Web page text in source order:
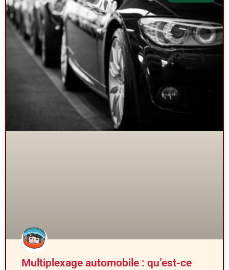
Multiplexage automobile : qu’est-ce